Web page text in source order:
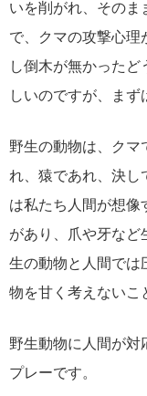
いを削がれ、その
で、クマの攻撃心理
し倒木が無かった
しいのですが、まず
野生の動物は、ク
れ、猿であれ、決し
は私たち人間が想
があり、爪や牙な
生の動物と人間では
物を甘く考えないこ
野生動物に人間が対
プレーです。